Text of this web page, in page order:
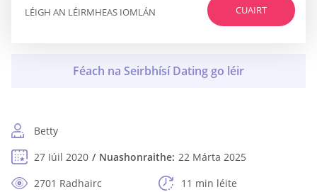
CUAIRT
LÉIGH AN LÉIRMHEAS IOMLÁN
Betty
27 Iúil 2020
Nuashonraithe: 22 Márta 2025
2701 Radhairc
11 min léite